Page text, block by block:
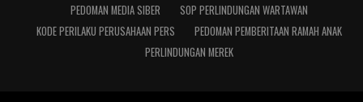
PEDOMAN MEDIA SIBER
SOP PERLINDUNGAN WARTAWAN
KODE PERILAKU PERUSAHAAN PERS
PEDOMAN PEMBERITAAN RAMAH ANAK
PERLINDUNGAN MEREK